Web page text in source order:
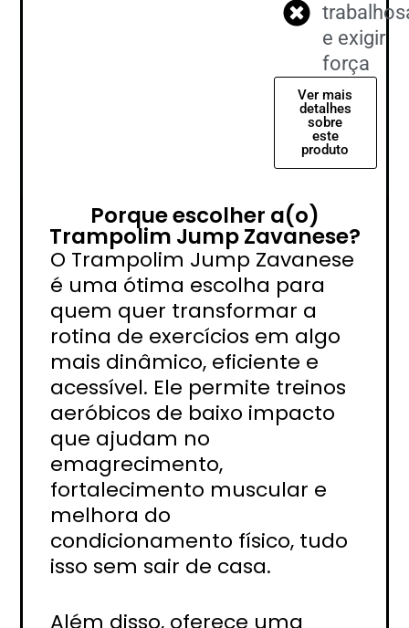
e exigir
força
Ver mais
detalhes
sobre
este
produto
Porque escolher a(o)
Trampolim Jump Zavanese?
O Trampolim Jump Zavanese
é uma ótima escolha para
quem quer transformar a
rotina de exercícios em algo
mais dinâmico, eficiente e
acessível. Ele permite treinos
aeróbicos de baixo impacto
que ajudam no
emagrecimento,
fortalecimento muscular e
melhora do
condicionamento físico, tudo
isso sem sair de casa.